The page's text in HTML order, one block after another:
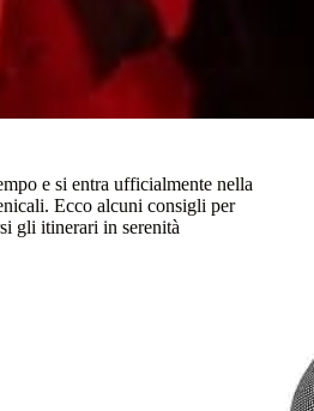
e si entra ufficialmente nella
Ecco alcuni consigli per
gli itinerari in serenità